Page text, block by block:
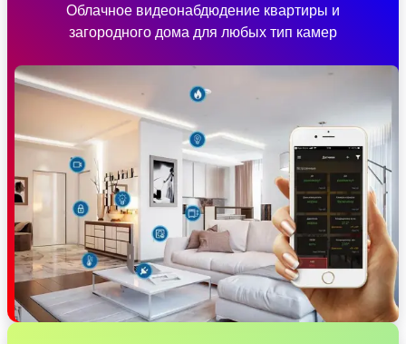
Облачное видеонабдюдение квартиры и
загородного дома для любых тип камер